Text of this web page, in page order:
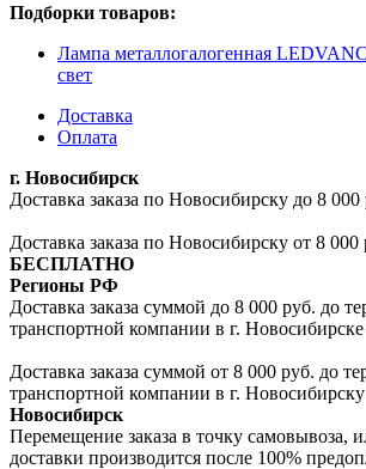
Подборки товаров:
Лампа металлогалогенная
свет
Доставка
Оплата
г. Новосибирск
Доставка заказа по Новосибирску до 8
Доставка заказа по Новосибирску от 8 000
БЕСПЛАТНО
Регионы РФ
Доставка заказа суммой до 8 000 руб. до
транспортной компании в г.
Доставка заказа суммой от 8 000 руб. до
транспортной компании в г.
Новосибирск
Перемещение заказа в точку самовывоза,
доставки производится после 100%